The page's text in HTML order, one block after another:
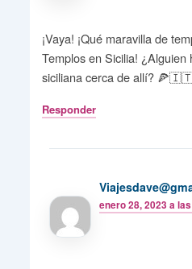
¡Vaya! ¡Qué maravilla de
Templos en Sicilia! ¿Alguien
siciliana cerca de allí?
Responder
enero 28, 2023 a